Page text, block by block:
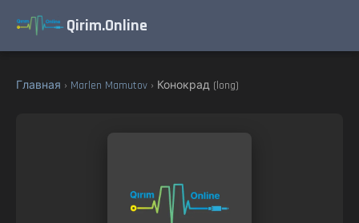
Qirim.Online
Главная › Marlen Mamutov › Конокрад (long)